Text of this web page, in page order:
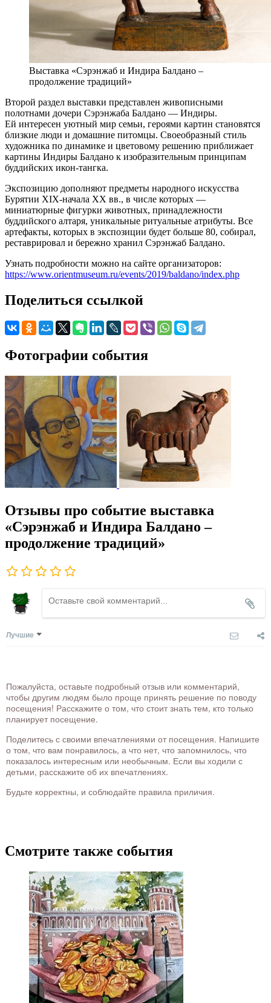
Выставка «Сэрэнжаб и Индира Балдано –
продолжение традиций»
Второй раздел выставки представлен живописными
полотнами дочери Сэрэнжаба Балдано — Индиры.
Ей интересен уютный мир семьи, героями картин становятся
близкие люди и домашние питомцы. Своеобразный стиль
художника по динамике и цветовому решению приближает
картины Индиры Балдано к изобразительным принципам
буддийских икон-тангка.
Экспозицию дополняют предметы народного искусства
Бурятии XIX-начала XX вв., в числе которых —
миниатюрные фигурки животных, принадлежности
буддийского алтаря, уникальные ритуальные атрибуты. Все
артефакты, которых в экспозиции будет больше 80, собирал,
реставрировал и бережно хранил Сэрэнжаб Балдано.
Узнать подробности можно на сайте организаторов:
https://www.orientmuseum.ru/events/2019/baldano/index.php
Поделиться ссылкой
Фотографии события
Отзывы про событие выставка
«Сэрэнжаб и Индира Балдано –
продолжение традиций»
Лучшие
Пожалуйста, оставьте подробный отзыв или комментарий,
чтобы другим людям было проще принять решение по поводу
посещения! Расскажите о том, что стоит знать тем, кто только
планирует посещение.
Поделитесь с своими впечатлениями от посещения. Напишите
о том, что вам понравилось, а что нет, что запомнилось, что
показалось интересным или необычным. Если вы ходили с
детьми, расскажите об их впечатлениях.
Будьте корректны, и соблюдайте правила приличия.
Смотрите также события